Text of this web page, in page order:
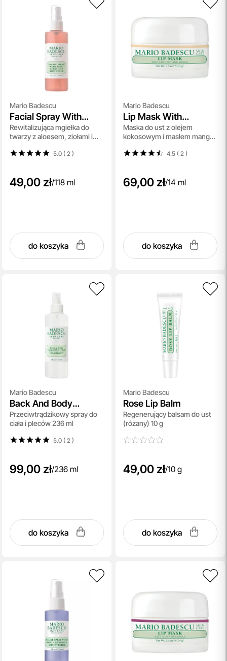
Mario Badescu
Facial Spray With
Aloe, Herbs And
Rosewater
Rewitalizująca mgiełka do
twarzy z aloesem, ziołami i
5.0 ( 2 )
49,00 zł/118 ml
do koszyka
Mario Badescu
Lip Mask With
Coconut And Mango
Maska do ust z olejem
kokosowym i masłem mango
4.5 ( 2 )
69,00 zł/14 ml
do koszyka
Mario Badescu
Back And Body
Clarifying Spray With
Niacinamide And B-
Vitamins
Przeciwtrądzikowy spray do
ciała i pleców 236 ml
5.0 ( 2 )
99,00 zł/236 ml
do koszyka
Mario Badescu
Rose Lip Balm
Regenerujący balsam do ust
(różany) 10 g
49,00 zł/10 g
do koszyka